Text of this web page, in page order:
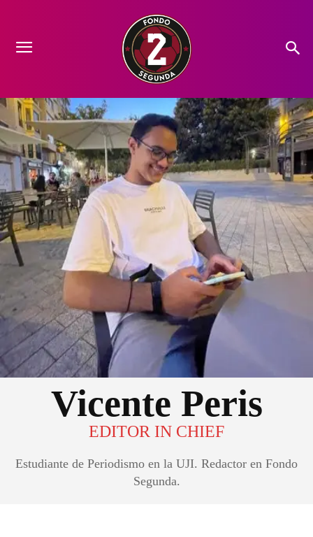
Vicente Peris
EDITOR IN CHIEF
Estudiante de Periodismo en la UJI. Redactor en Fondo
Segunda.